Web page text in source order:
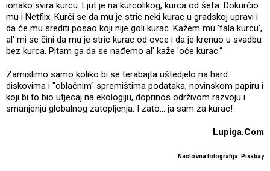
ionako svira kurcu. Ljut je na kurcolikog, kurca od šefa. Dokurčio
mu i Netflix. Kurči se da mu je stric neki kurac u gradskoj upravi i
da će mu srediti posao koji nije goli kurac. Kažem mu 'fala kurcu',
al' mi se čini da mu je stric kurac od ovce i da je krenuo u svadbu
bez kurca. Pitam ga da se nađemo al' kaže 'oće kurac.“
Zamislimo samo koliko bi se terabajta uštedjelo na hard
diskovima i "oblačnim" spremištima podataka, novinskom papiru i
koji bi to bio utjecaj na ekologiju, doprinos održivom razvoju i
smanjenju globalnog zatopljenja. I zato... ja sam za kurac!
Lupiga.Com
Naslovna fotografija: Pixabay